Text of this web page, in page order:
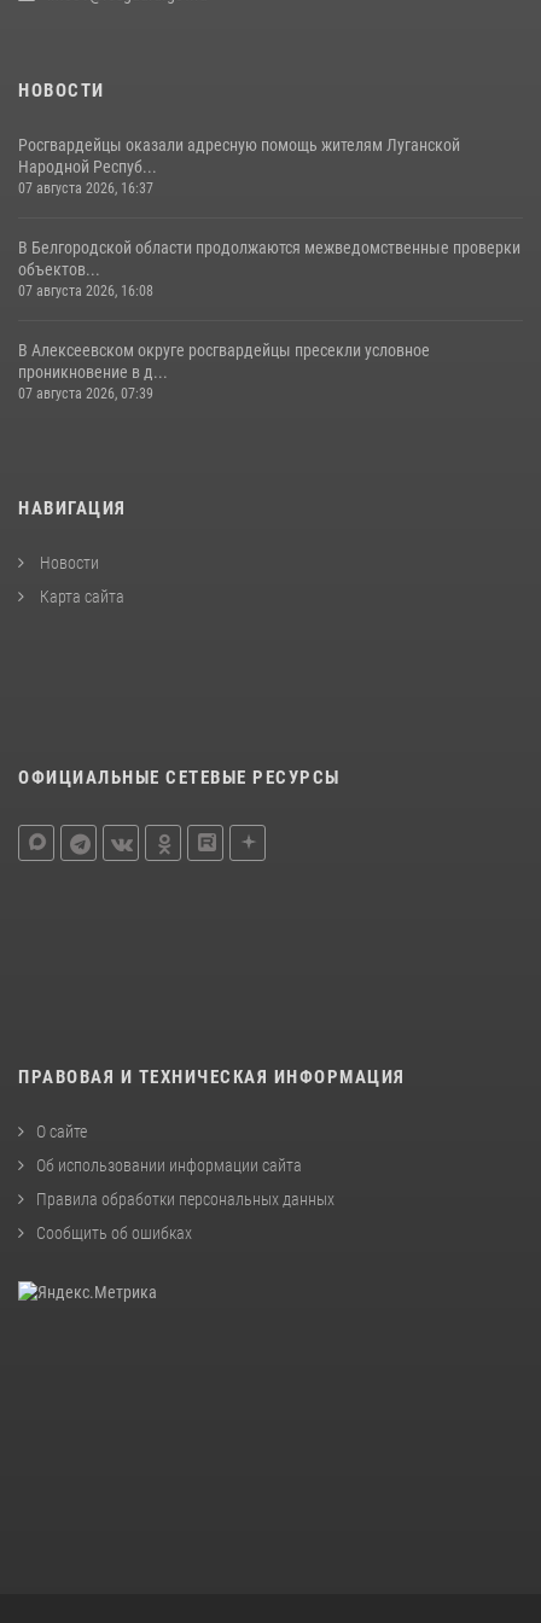
НОВОСТИ
Росгвардейцы оказали адресную помощь жителям Луганской
Народной Респуб...
07 августа 2026, 16:37
В Белгородской области продолжаются межведомственные проверки
объектов...
07 августа 2026, 16:08
В Алексеевском округе росгвардейцы пресекли условное
проникновение в д...
07 августа 2026, 07:39
НАВИГАЦИЯ
Новости
Карта сайта
ОФИЦИАЛЬНЫЕ СЕТЕВЫЕ РЕСУРСЫ
ПРАВОВАЯ И ТЕХНИЧЕСКАЯ ИНФОРМАЦИЯ
О сайте
Об использовании информации сайта
Правила обработки персональных данных
Сообщить об ошибках